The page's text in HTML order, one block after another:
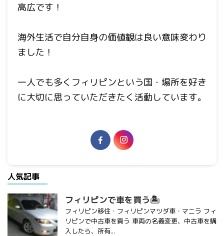
高広です！
海外生活で自分自身の価値観は良い意味変わり
ました！
一人でも多くフィリピンという国・場所を好き
に大切に思っていただきたく活動しています。
人気記事
フィリピンで車を買う🏝
フィリピン移住・フィリピンマツダ車・マニラ フィ
リピンで中古車を買う 車両の名義変更、中古車を購
入したら、所有...